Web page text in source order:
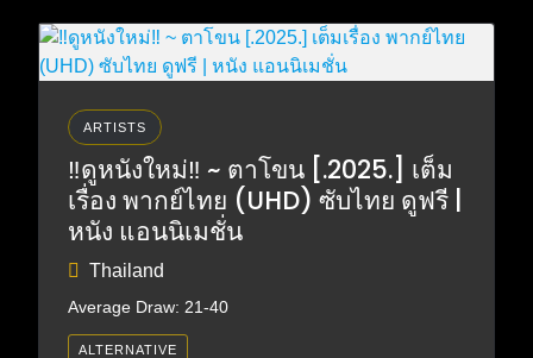
ARTISTS
‼️ดูหนังใหม่‼️ ~ ตาโขน [.2025.] เต็ม
เรื่อง พากย์ไทย (UHD) ซับไทย ดูฟรี |
หนัง แอนนิเมชั่น
Thailand
Average Draw: 21-40
ALTERNATIVE